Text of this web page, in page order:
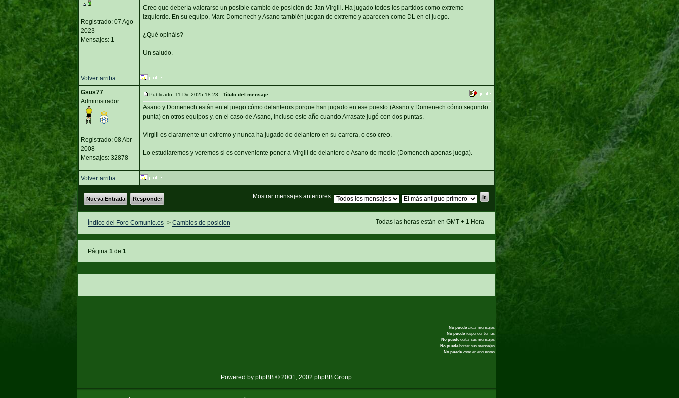
Registrado: 07 Ago
2023
Mensajes: 1
Creo que debería valorarse un posible cambio de posición de Jan Virgili. Ha jugado todos los partidos como extremo
izquierdo. En su equipo, Marc Domenech y Asano también juegan de extremo y aparecen como DL en el juego.
¿Qué opináis?
Un saludo.
Volver arriba
Gsus77
Administrador
Registrado: 08 Abr
2008
Mensajes: 32878
Publicado: 11 Dic 2025 18:23 Título del mensaje:
Asano y Domenech están en el juego cómo delanteros porque han jugado en ese puesto (Asano y Domenech cómo segundo
punta) en otros equipos y, en el caso de Asano, incluso este año cuando Arrasate jugó con dos puntas.
Virgili es claramente un extremo y nunca ha jugado de delantero en su carrera, o eso creo.
Lo estudiaremos y veremos si es conveniente poner a Virgili de delantero o Asano de medio (Domenech apenas juega).
Volver arriba
Mostrar mensajes anteriores:
Nueva Entrada Responder
Todas las horas están en GMT + 1 Hora
Índice del Foro Comunio.es-> Cambios de posición
Página 1de 1
No puedecrear mensajes
No puederesponder temas
No puedeeditar sus mensajes
No puedeborrar sus mensajes
No puedevotar en encuestas
Powered by phpBB © 2001, 2002 phpBB Group